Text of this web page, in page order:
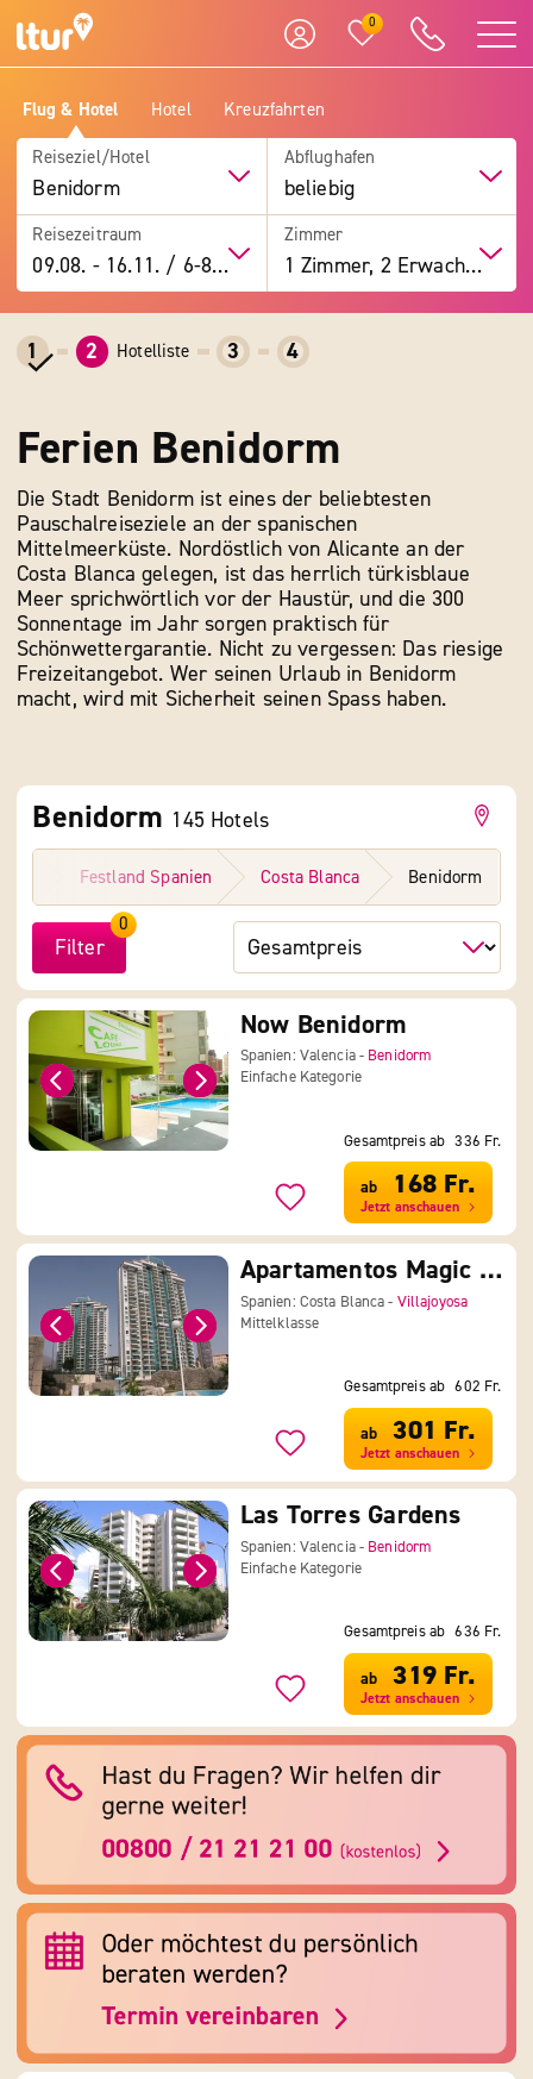
0
Flug & Hotel Hotel Kreuzfahrten
Reiseziel/Hotel
Benidorm
Abflughafen
beliebig
Reisezeitraum
09.08. -16.11. / 6-8 Tage
Zimmer
1 Zimmer, 2 Erwachsene
1 2 Hotelliste 3 4
Ferien Benidorm
Die Stadt Benidorm ist eines der beliebtesten
Pauschalreiseziele an der spanischen
Mittelmeerküste. Nordöstlich von Alicante an der
Costa Blanca gelegen, ist das herrlich türkisblaue
Meer sprichwörtlich vor der Haustür, und die 300
Sonnentage im Jahr sorgen praktisch für
Schönwettergarantie. Nicht zu vergessen: Das riesige
Freizeitangebot. Wer seinen Urlaub in Benidorm
macht, wird mit Sicherheit seinen Spass haben.
Benidorm 145 Hotels
Festland Spanien Costa Blanca Benidorm
Filter
0
Now Benidorm
Spanien: Valencia - Benidorm
Einfache Kategorie
Gesamtpreis ab 336 Fr.
ab 168 Fr.
Jetzt anschauen
Apartamentos Magic Atrium Beach
Spanien: Costa Blanca - Villajoyosa
Mittelklasse
Gesamtpreis ab 602 Fr.
ab 301 Fr.
Jetzt anschauen
Las Torres Gardens
Spanien: Valencia - Benidorm
Einfache Kategorie
Gesamtpreis ab 636 Fr.
ab 319 Fr.
Jetzt anschauen